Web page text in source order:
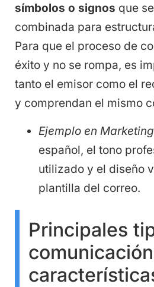
símbolos o signos que
combinada para
Para que el proceso de
éxito y no se rompa, es
tanto el emisor como el
y comprendan el mismo
Ejemplo en
español, el tono
utilizado y el diseño
plantilla del correo.
Principales